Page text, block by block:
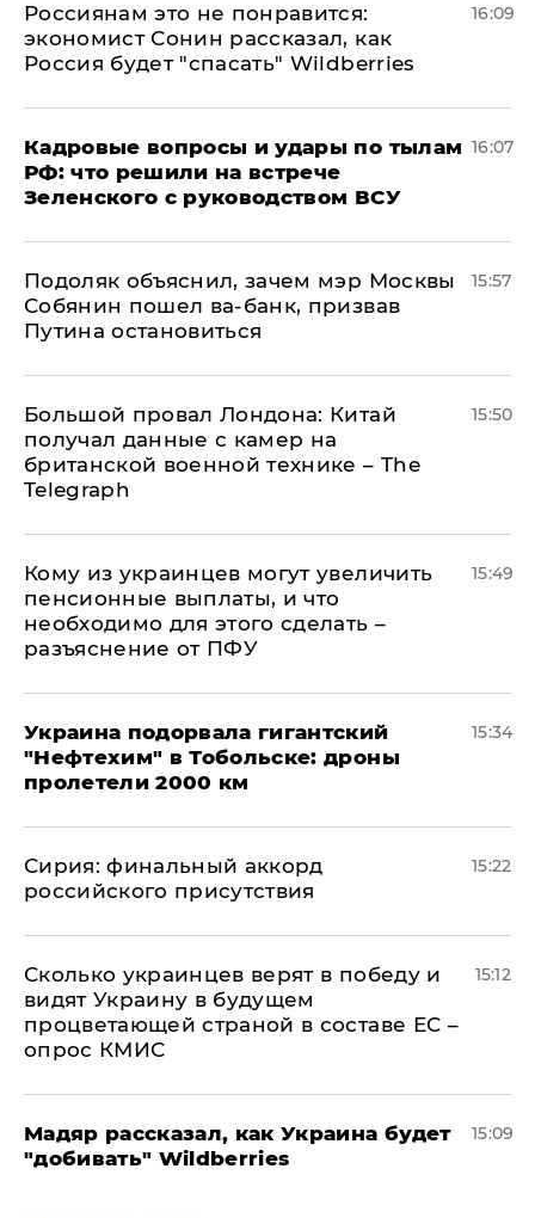
Россиянам это не понравится:
экономист Сонин рассказал, как
Россия будет "спасать" Wildberries
16:09
Кадровые вопросы и удары по тылам
РФ: что решили на встрече
Зеленского с руководством ВСУ
16:07
Подоляк объяснил, зачем мэр Москвы
Собянин пошел ва-банк, призвав
Путина остановиться
15:57
Большой провал Лондона: Китай
получал данные с камер на
британской военной технике – The
Telegraph
15:50
Кому из украинцев могут увеличить
пенсионные выплаты, и что
необходимо для этого сделать –
разъяснение от ПФУ
15:49
Украина подорвала гигантский
"Нефтехим" в Тобольске: дроны
пролетели 2000 км
15:34
​Сирия: финальный аккорд
российского присутствия
15:22
Сколько украинцев верят в победу и
видят Украину в будущем
процветающей страной в составе ЕС –
опрос КМИС
15:12
Мадяр рассказал, как Украина будет
"добивать" Wildberries
15:09